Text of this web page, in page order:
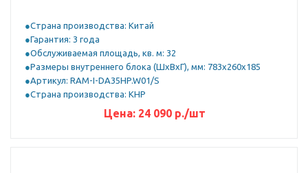
Страна производства: Китай
Гарантия: 3 года
Обслуживаемая площадь, кв. м: 32
Размеры внутреннего блока (ШхВхГ), мм: 783x260x185
Артикул: RAM-I-DA35HP.W01/S
Страна производства: КНР
Цена: 24 090р./шт